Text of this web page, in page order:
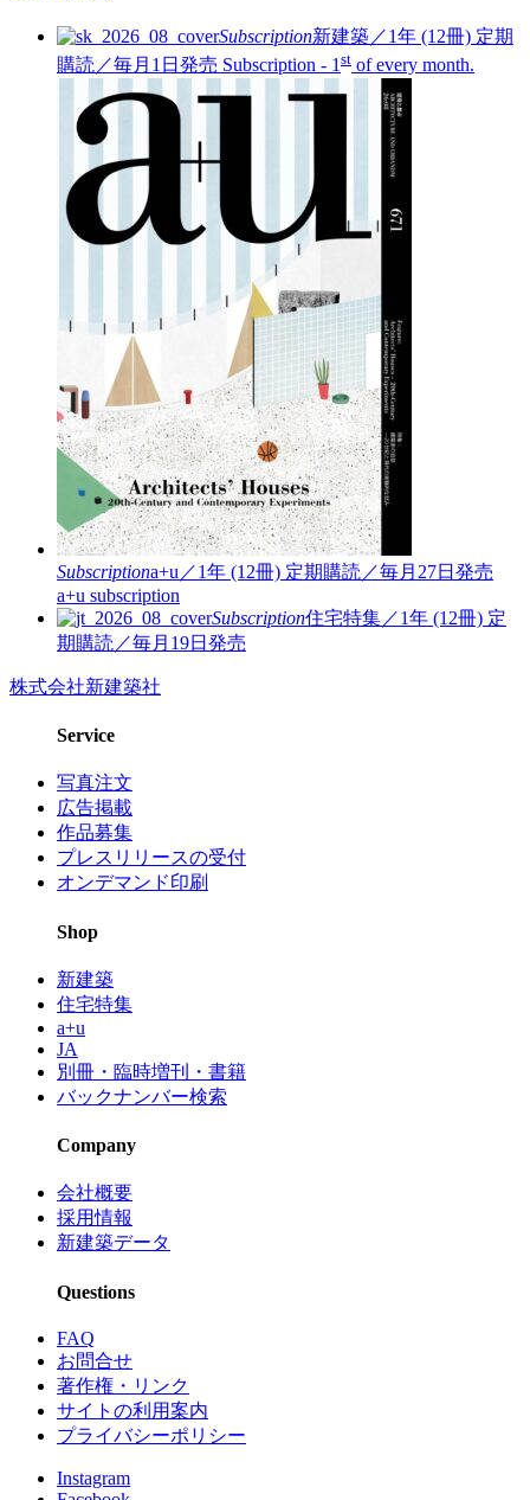
Subscription新建築／1年 (12冊) 定期
購読／毎月1日発売 Subscription - 1 st of every month.
Subscriptiona+u／1年 (12冊) 定期購読／毎月27日発売
a+u subscription
Subscription住宅特集／1年 (12冊) 定
期購読／毎月19日発売
株式会社新建築社
Service
写真注文
広告掲載
作品募集
プレスリリースの受付
オンデマンド印刷
Shop
新建築
住宅特集
a+u
JA
別冊・臨時増刊・書籍
バックナンバー検索
Company
会社概要
採用情報
新建築データ
Questions
FAQ
お問合せ
著作権・リンク
サイトの利用案内
プライバシーポリシー
Instagram